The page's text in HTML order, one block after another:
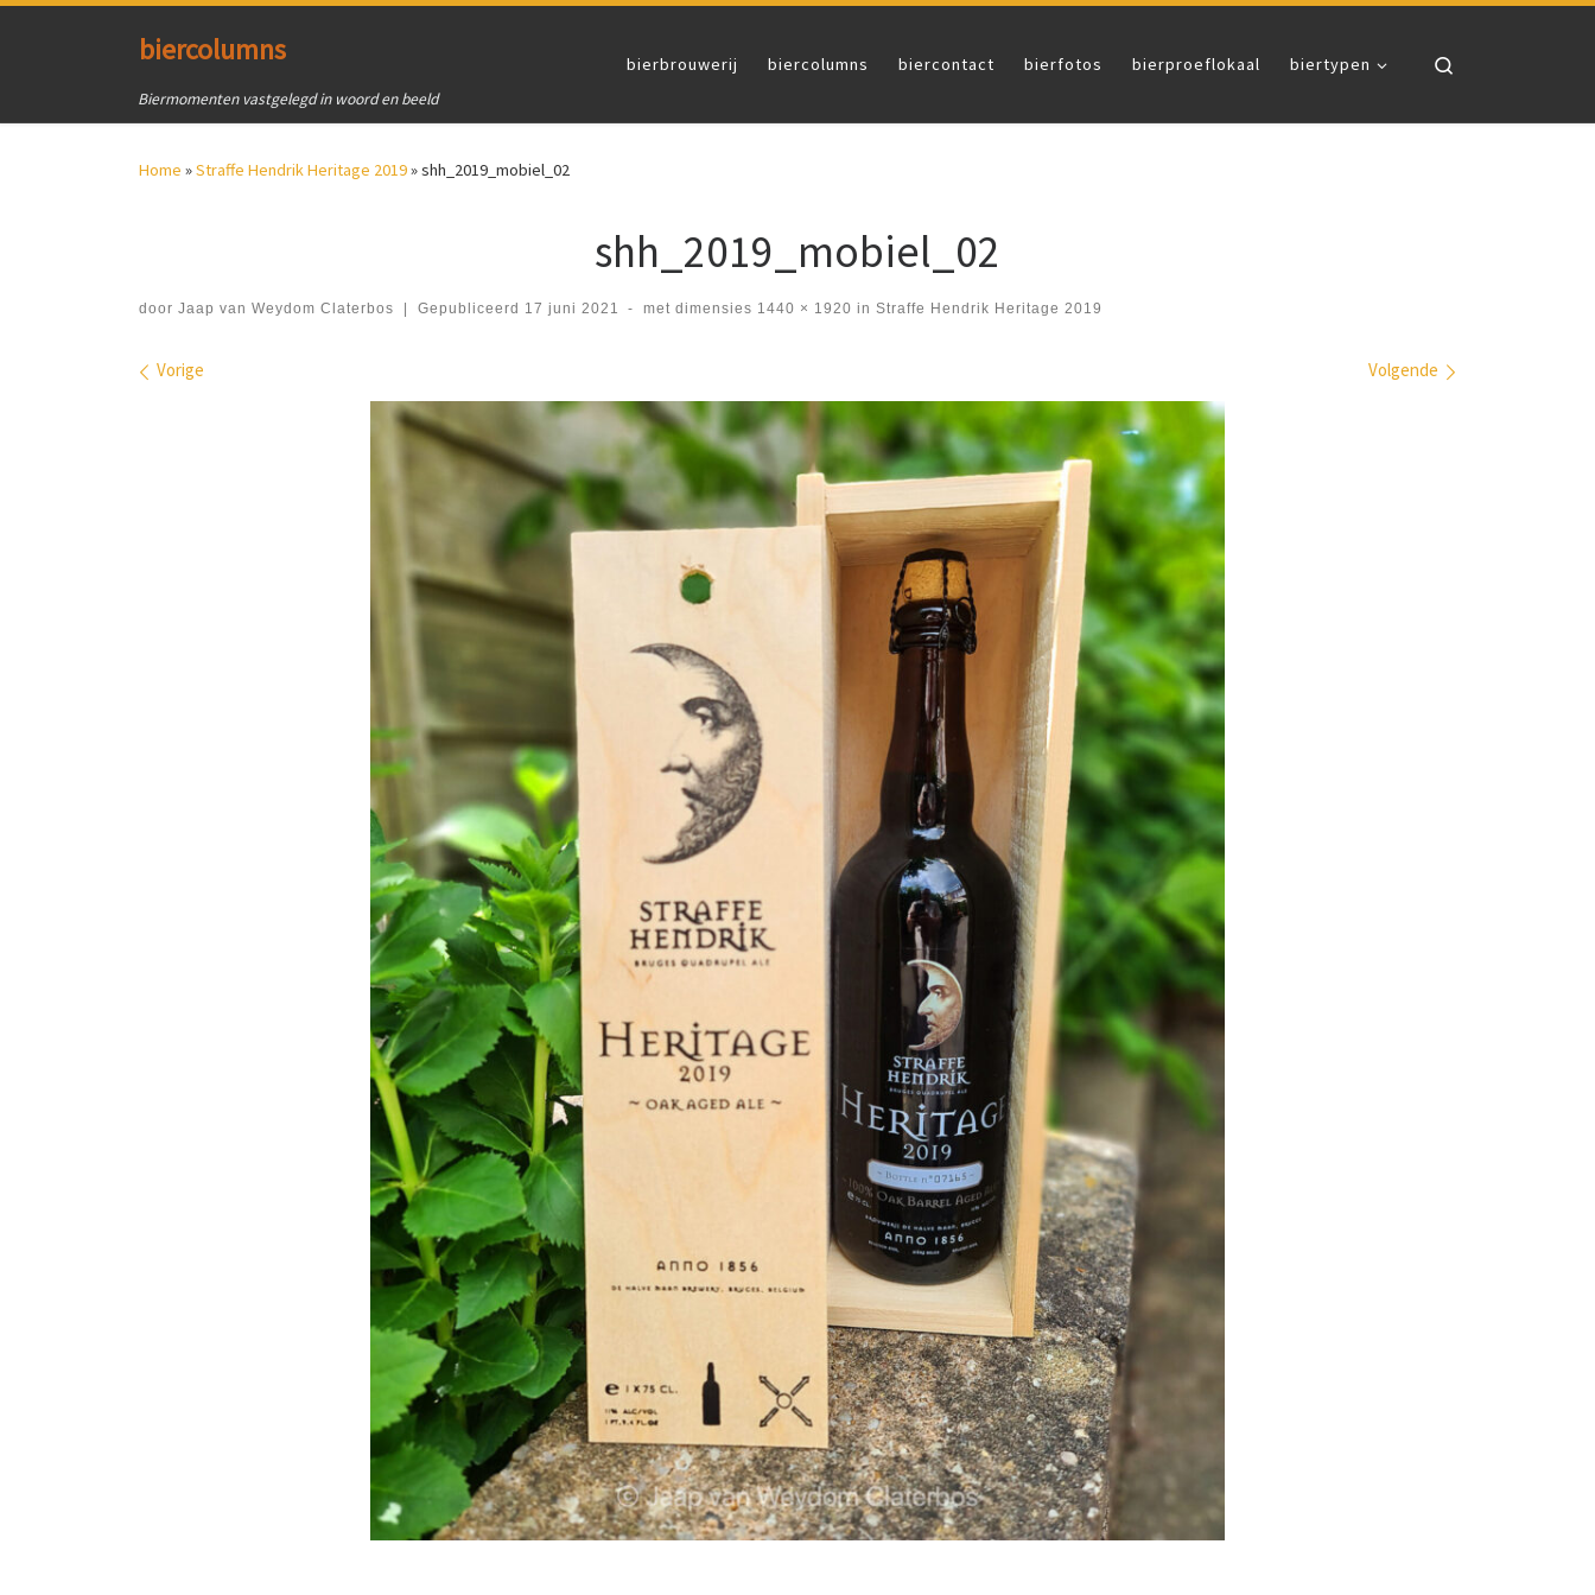
biercolumns
Biermomenten vastgelegd in woord en beeld
bierbrouwerij biercolumns biercontact bierfotos bierproeflokaal biertypen
Home »Straffe Hendrik Heritage 2019»shh_2019_mobiel_02
shh_2019_mobiel_02
door Jaap van Weydom Claterbos Gepubliceerd 17 juni 2021 - met dimensies 1440 × 1920 in Straffe Hendrik Heritage 2019
Afbeeldingen navigatie
Vorige Volgende